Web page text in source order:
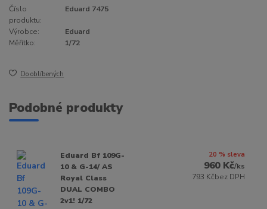
Číslo
produktu:
Eduard 7475
Výrobce:
Eduard
Měřítko:
1/72
Do oblíbených
Podobné produkty
Eduard Bf 109G-
10 & G-14/ AS
Royal Class
DUAL COMBO
2v1! 1/72
20 % sleva
960 Kč/ks
793 Kčbez DPH